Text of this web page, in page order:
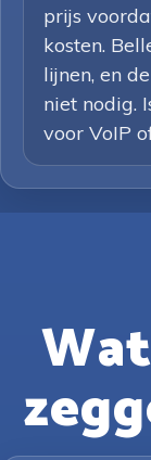
prijs
kosten.
lijnen, en
niet nodig.
voor VoIP